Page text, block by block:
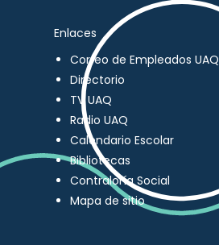
Enlaces
Correo de Empleados UAQ
Directorio
TV UAQ
Radio UAQ
Calendario Escolar
Bibliotecas
Contraloría Social
Mapa de sitio